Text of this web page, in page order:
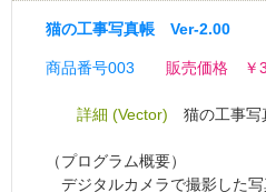
猫の工事写真帳 Ver-2.00
商品番号003 販売価格 ￥
詳細 (Vector) 猫の工事写
（プログラム概要）
デジタルカメラで撮影した